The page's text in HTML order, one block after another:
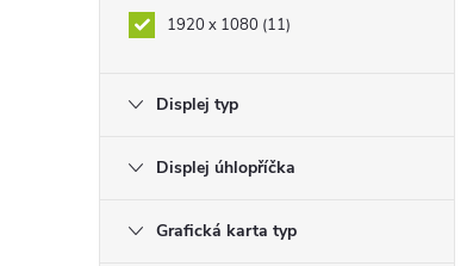
1920 x 1080 11
Displej typ
Displej úhlopříčka
Grafická karta typ